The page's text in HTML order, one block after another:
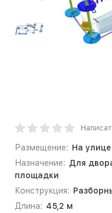
Размещение: На улице
Назначение: Для
площадки
Конструкция:
Длина: 45,2 м